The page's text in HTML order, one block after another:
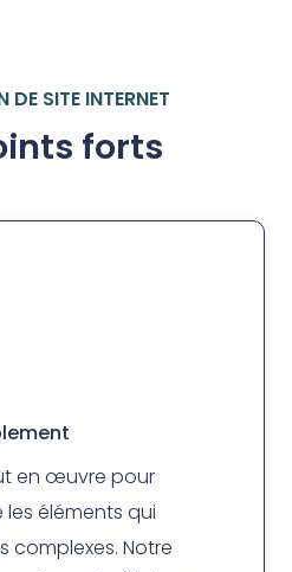
DE SITE INTERNET
forts
en œuvre pour
éléments qui
complexes. Notre